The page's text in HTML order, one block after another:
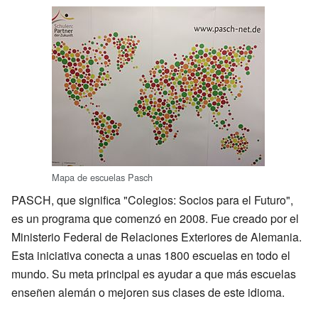
Mapa de escuelas Pasch
PASCH, que significa "Colegios: Socios para el Futuro",
es un programa que comenzó en 2008. Fue creado por el
Ministerio Federal de Relaciones Exteriores de Alemania.
Esta iniciativa conecta a unas 1800 escuelas en todo el
mundo. Su meta principal es ayudar a que más escuelas
enseñen alemán o mejoren sus clases de este idioma.